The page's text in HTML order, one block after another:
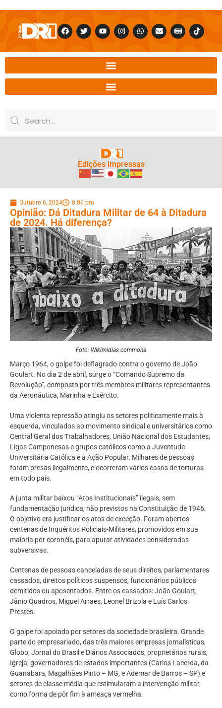
Edições impressas
Outubro 6, 2024 8:00 pm
Opinião: Dá Ditadura Militar de 64 à Ditadura
de 2024. Há diferença?
Foto: Wikimidias commons
Março 1964, o golpe foi deflagrado contra o governo de João
Goulart. No dia 2 de abril, surge o “Comando Supremo da
Revolução”, composto por três membros militares representantes
da Aeronáutica, Marinha e Exército.
Uma violenta repressão atingiu os setores politicamente mais à
esquerda, vinculados ao movimento sindical e universitários como
Central Geral dos Trabalhadores, União Nacional dos Estudantes,
Ligas Camponesas e grupos católicos como a Juventude
Universitária Católica e a Ação Popular. Milhares de pessoas
foram presas ilegalmente, e ocorreram vários casos de torturas
em todo país.
A junta militar baixou “Atos Institucionais” ilegais, sem
fundamentação jurídica, não previstos na Constituição de 1946.
O objetivo era justificar os atos de exceção. Foram abertos
centenas de Inquéritos Policiais-Militares, promovidos em sua
maioria por coronéis, para apurar atividades consideradas
subversivas.
Centenas de pessoas canceladas de seus direitos, parlamentares
cassados, direitos políticos suspensos, funcionários públicos
demitidos ou aposentados. Entre os cassados: João Goulart,
Jânio Quadros, Miguel Arraes, Leonel Brizola e Luís Carlos
Prestes.
O golpe foi apoiado por setores da sociedade brasileira. Grande
parte do empresariado, das três maiores empresas jornalísticas,
Globo, Jornal do Brasil e Diários Associados, proprietários rurais,
Igreja, governadores de estados importantes (Carlos Lacerda, da
Guanabara, Magalhães Pinto – MG, e Ademar de Barros – SP) e
setores de classe média que estimularam a intervenção militar,
como forma de pôr fim à ameaça vermelha.